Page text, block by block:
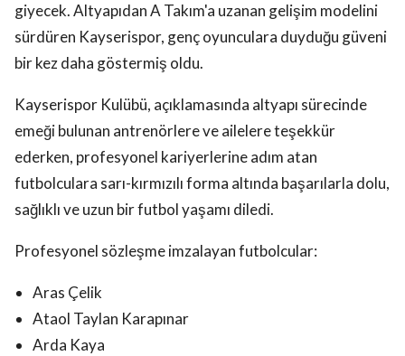
giyecek. Altyapıdan A Takım'a uzanan gelişim modelini
sürdüren Kayserispor, genç oyunculara duyduğu güveni
bir kez daha göstermiş oldu.
Kayserispor Kulübü, açıklamasında altyapı sürecinde
emeği bulunan antrenörlere ve ailelere teşekkür
ederken, profesyonel kariyerlerine adım atan
futbolculara sarı-kırmızılı forma altında başarılarla dolu,
sağlıklı ve uzun bir futbol yaşamı diledi.
Profesyonel sözleşme imzalayan futbolcular:
Aras Çelik
Ataol Taylan Karapınar
Arda Kaya